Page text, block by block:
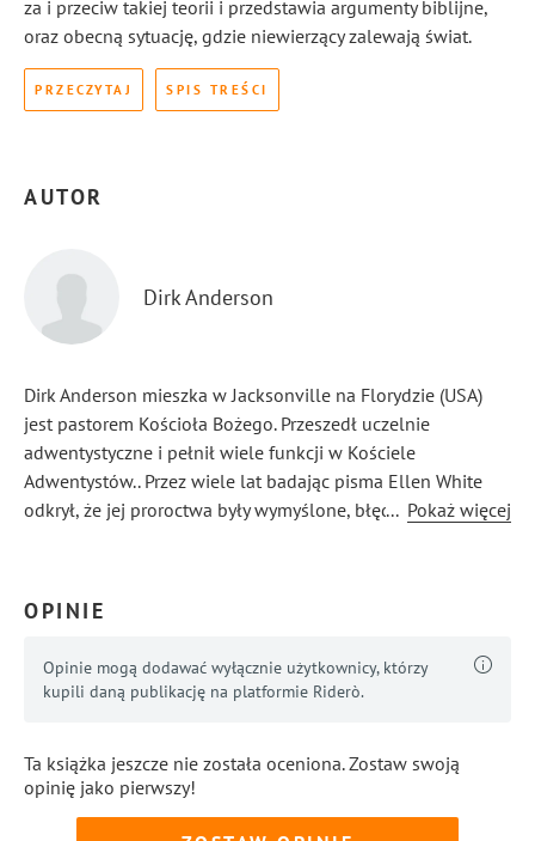
za i przeciw takiej teorii i przedstawia argumenty biblijne,
oraz obecną sytuację, gdzie niewierzący zalewają świat.
PRZECZYTAJ SPIS TREŚCI
AUTOR
Dirk Anderson
Dirk Anderson mieszka w Jacksonville na Florydzie (USA)
jest pastorem Kościoła Bożego. Przeszedł uczelnie
adwentystyczne i pełnił wiele funkcji w Kościele
Adwentystów.. Przez wiele lat badając pisma Ellen White
odkrył, że jej proroctwa były wymyślone, błędne, i głosiła
językach
... Pokaż więcej
OPINIE
Opinie mogą dodawać wyłącznie użytkownicy, którzy
kupili daną publikację na platformie Riderò.
Ta książka jeszcze nie została oceniona. Zostaw swoją
opinię jako pierwszy!